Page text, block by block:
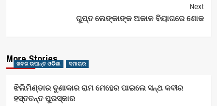
Next
ଗୁପ୍ତ ଲେଙ୍କାଙ୍କ ଅକାଳ ବିୟାଗରେ ଶୋକ
More Stories
ଖବର ଉପାନ୍ତ ଓଡିଶା ସମାଚାର
ଝିଲିମିଣ୍ଡାର ବୁଣାକାର ରାମ ମେହେର ପାଇଲେ ସନ୍ଥ କବୀର
ହସ୍ତତନ୍ତ ପୁରସ୍କାର